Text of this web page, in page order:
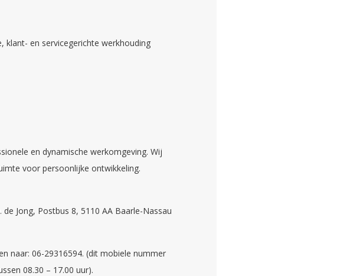
klant- en servicegerichte werkhouding
en dynamische werkomgeving. Wij
voor persoonlijke ontwikkeling.
Jong, Postbus 8, 5110 AA Baarle-Nassau
naar: 06-29316594. (dit mobiele nummer
08.30 – 17.00 uur).